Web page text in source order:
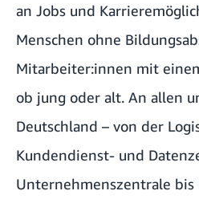
an Jobs und
Menschen ohne
Mitarbeiter:innen mit
ob jung oder alt. An allen
Deutschland – von der
Kundendienst- und
Unternehmenszentrale bis